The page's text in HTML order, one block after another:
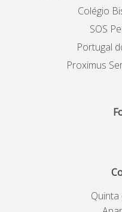
Colégio
SOS
Portugal
Proximus